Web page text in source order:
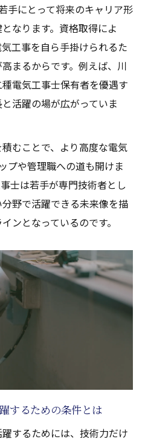
工事求人を探すコツ
報を見極める重要なポイ
士求人を効率的に探す方
躍する電気工事求人の選
かせる求人を見抜くコツ
工事求人を見つける秘訣
へ安心して転職する方法
事士を目指す転職成功の
で安心して転職するポイ
めの電気工事現場選びの
も安心の研修体制を紹介
電気工事士の教育サポー
工事現場の実態解説
して成長できる現場の
手にとって将来のキャリア形
なります。資格取得によ
工事を自ら手掛けられるた
まるからです。例えば、川
電気工事士保有者を優遇す
活躍の場が広がっていま
むことで、より高度な電気
プや管理職への道も開けま
士は若手が専門技術者とし
野で活躍できる未来像を描
ンとなっているのです。
するための条件とは
するためには、技術力だけ